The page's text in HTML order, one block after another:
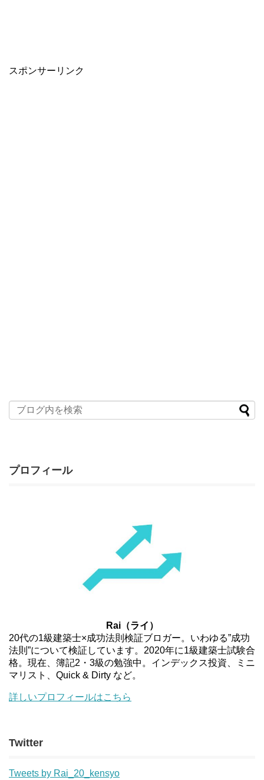
スポンサーリンク
プロフィール
Rai（ライ）
20代の1級建築士×成功法則検証ブロガー。いわゆる”成功
法則”について検証しています。2020年に1級建築士試験合
格。現在、簿記2・3級の勉強中。インデックス投資、ミニ
マリスト、Quick & Dirty など。
詳しいプロフィールはこちら
Twitter
Tweets by Rai_20_kensyo